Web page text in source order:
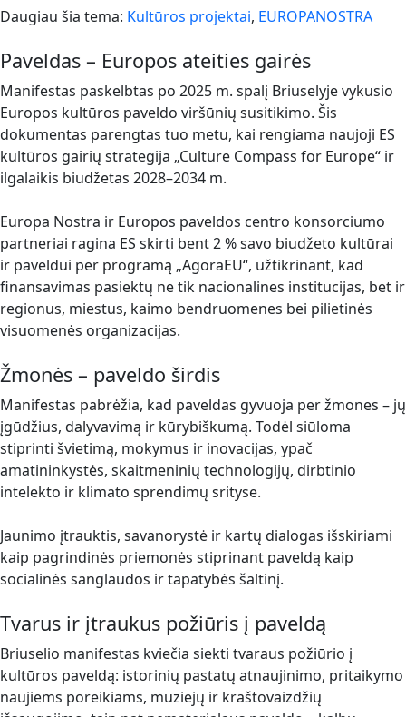
Daugiau šia tema: Kultūros projektai, EUROPANOSTRA
Paveldas – Europos ateities gairės
Manifestas paskelbtas po 2025 m. spalį Briuselyje vykusio
Europos kultūros paveldo viršūnių susitikimo. Šis
dokumentas parengtas tuo metu, kai rengiama naujoji ES
kultūros gairių strategija „Culture Compass for Europe“ ir
ilgalaikis biudžetas 2028–2034 m.
Europa Nostra ir Europos paveldos centro konsorciumo
partneriai ragina ES skirti bent 2 % savo biudžeto kultūrai
ir paveldui per programą „AgoraEU“, užtikrinant, kad
finansavimas pasiektų ne tik nacionalines institucijas, bet ir
regionus, miestus, kaimo bendruomenes bei pilietinės
visuomenės organizacijas.
Žmonės – paveldo širdis
Manifestas pabrėžia, kad paveldas gyvuoja per žmones – jų
įgūdžius, dalyvavimą ir kūrybiškumą. Todėl siūloma
stiprinti švietimą, mokymus ir inovacijas, ypač
amatininkystės, skaitmeninių technologijų, dirbtinio
intelekto ir klimato sprendimų srityse.
Jaunimo įtrauktis, savanorystė ir kartų dialogas išskiriami
kaip pagrindinės priemonės stiprinant paveldą kaip
socialinės sanglaudos ir tapatybės šaltinį.
Tvarus ir įtraukus požiūris į paveldą
Briuselio manifestas kviečia siekti tvaraus požiūrio į
kultūros paveldą: istorinių pastatų atnaujinimo, pritaikymo
naujiems poreikiams, muziejų ir kraštovaizdžių